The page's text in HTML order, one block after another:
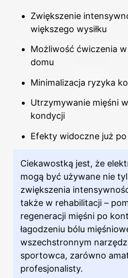
Zwiększenie
większego wysiłku
Możliwość ćwiczenia w
domu
Minimalizacja ryzyka
Utrzymywanie mięśni
kondycji
Efekty widoczne już po
Ciekawostką jest, że
mogą być używane nie
zwiększenia
także w rehabilitacji –
regeneracji mięśni po
łagodzeniu bólu
wszechstronnym
sportowca, zarówno
profesjonalisty.